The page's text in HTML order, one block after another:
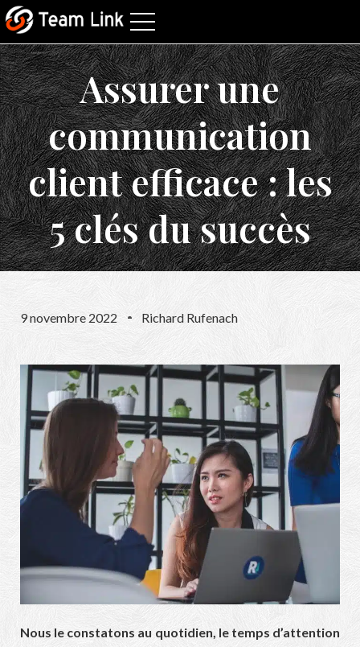
Assurer une
communication
client efficace : les
5 clés du succès
9 novembre 2022 Richard Rufenach
Nous le constatons au quotidien, le temps d’attention